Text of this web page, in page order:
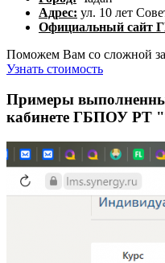
Адрес: ул. 10 лет
Официальный
Поможем Вам со сложной
Узнать стоимость
Примеры
кабинете ГБПОУ РТ